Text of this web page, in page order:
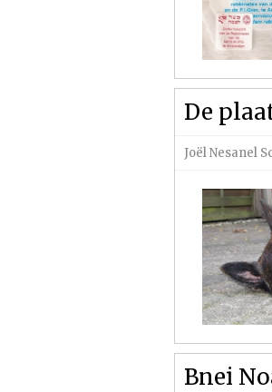
De
Joël Nesanel
Bnei